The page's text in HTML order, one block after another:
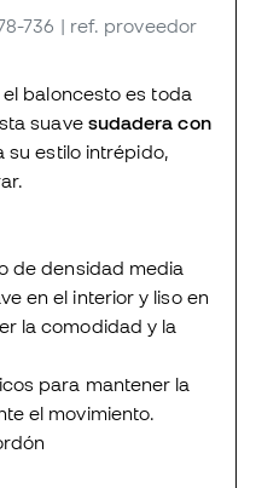
736 | ref. proveedor
el baloncesto es toda
suave sudadera con
su estilo intrépido,
de densidad media
en el interior y liso en
la comodidad y la
para mantener la
el movimiento.